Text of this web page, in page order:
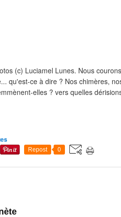
(c) Luciamel Lunes. Nous
qu'est-ce à dire ? Nos chimères,
elles ? vers quelles
Repost 0